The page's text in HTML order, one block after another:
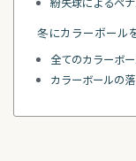
冬にカラーボール
全てのカラーボ
カラーボールの